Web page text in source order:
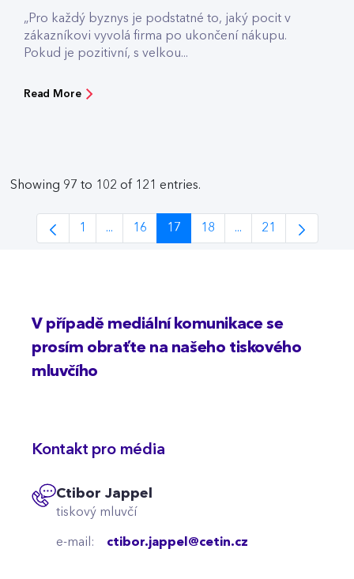
„Pro každý byznys je podstatné to, jaký pocit v
zákazníkovi vyvolá firma po ukončení nákupu.
Pokud je pozitivní, s velkou...
Read More
Showing 97 to 102 of 121 entries.
Page
1 ...
Intermediate Pages Use TAB to navigate.
Page
16
Page
17
Page
18 ...
Intermediate Pages
Page
21
V případě mediální komunikace se
prosím obraťte na našeho tiskového
mluvčího
Kontakt pro média
Ctibor Jappel
tiskový mluvčí
e-mail: ctibor.jappel@cetin.cz